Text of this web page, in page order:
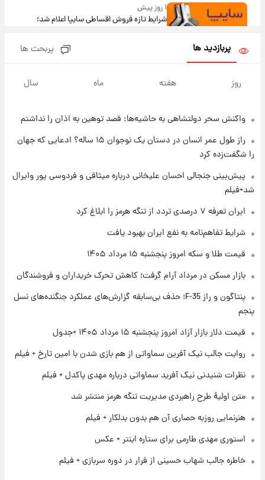
۱ روز پیش
شرایط تازه فروش اقساطی سایپا اعلام شد؛
قیمت سکه و طلا فردا
۱ روز پیش
۱ روز پیش
ارزش سهام عدالت برای امروز چهارشنبه ۱۴ مرداد
۱ روز پیش
آغاز طرح جدید فروش مشارکت در تولید سایپا؛
سود مشارکت چند درصد است؟
پربازدید ها پربحث ها
روز هفته ماه سال
واکنش سحر دولتشاهی به حاشیه‌ها: قصد توهین به اذان را نداشتم
راز طول عمر انسان در دستان یک نوجوان ۱۵ ساله؟ ادعایی که جهان
را شگفت‌زده کرد
پیش‌بینی جنجالی احسان علیخانی درباره میثاقی و فردوسی پور وایرال
شد+فیلم
ایران تعرفه ۷ درصدی تردد از تنگه هرمز را ابلاغ کرد
شرایط تفاهم‌نامه به نفع ایران بهبود یافت
قیمت طلا و سکه امروز پنجشنبه ۱۵ مرداد ۱۴۰۵
بازار مسکن در مرداد آرام گرفت؛ کاهش تحرک خریداران و فروشندگان
پنتاگون و راز F-35؛ حذف بی‌سابقه گزارش‌های عملکرد جنگنده‌های نسل
پنجم
قیمت دلار بازار آزاد امروز پنجشنبه ۱۵ مرداد ۱۴۰۵ +جدول
روایت جالب نیک آفرین سماواتی از هم بازی شدن با امین تارخ + فیلم
نظرات شنیدنی نیک آفرید سماواتی درباره مهدی پاکدل + فیلم
متن اولیۀ طرح راهبردی مدیریت تنگه هرمز منتشر شد
هنرنمایی روزبه حصاری آن هم بدون بدلکار + فیلم
استوری مهدی طارمی برای ستاره اینتر + عکس
خاطره جالب شهاب حسینی از فرار در دوره سربازی + فیلم